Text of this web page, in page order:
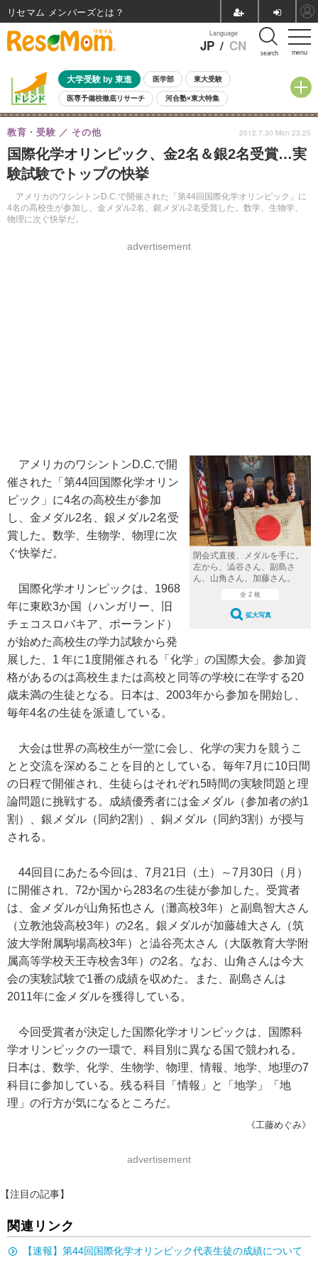
menu
Language
JP / CN search
大学受験 by 東進 医学部 東大受験
医専予備校徹底リサーチ 河合塾×東大特集
親子で考える大学選び 高校受験 中学受験 小学校受験
共通テスト 夏休み
8月開催イベント・WS 全国公立高校 過去問 人気記事
自由研究教材（小学生向け） 自由研究教材（中学生向け）
国際化学オリンピック、金2名＆銀2名受賞…実
験試験でトップの快挙
アメリカのワシントンD.C.で開催された「第44回国際化学オリンピック」に
4名の高校生が参加し、金メダル2名、銀メダル2名受賞した。数学、生物学、
物理に次ぐ快挙だ。
教育・受験 その他
advertisement
2012.7.30 Mon 23:25
閉会式直後、メダルを手に。
左から、澁谷さん、副島さ
ん、山角さん、加藤さん。
全 2 枚
拡大写真
アメリカのワシントンD.C.で開
催された「第44回国際化学オリン
ピック」に4名の高校生が参加
し、金メダル2名、銀メダル2名受
賞した。数学、生物学、物理に次
ぐ快挙だ。
国際化学オリンピックは、1968
年に東欧3か国（ハンガリー、旧
チェコスロバキア、ポーランド）
が始めた高校生の学力試験から発
展した、1 年に1度開催される「化学」の国際大会。参加資
格があるのは高校生または高校と同等の学校に在学する20
歳未満の生徒となる。日本は、2003年から参加を開始し、
毎年4名の生徒を派遣している。
大会は世界の高校生が一堂に会し、化学の実力を競うこ
とと交流を深めることを目的としている。毎年7月に10日間
の日程で開催され、生徒らはそれぞれ5時間の実験問題と理
論問題に挑戦する。成績優秀者には金メダル（参加者の約1
割）、銀メダル（同約2割）、銅メダル（同約3割）が授与
される。
44回目にあたる今回は、7月21日（土）～7月30日（月）
に開催され、72か国から283名の生徒が参加した。受賞者
は、金メダルが山角拓也さん（灘高校3年）と副島智大さん
（立教池袋高校3年）の2名。銀メダルが加藤雄大さん（筑
波大学附属駒場高校3年）と澁谷亮太さん（大阪教育大学附
属高等学校天王寺校舎3年）の2名。なお、山角さんは今大
会の実験試験で1番の成績を収めた。また、副島さんは
2011年に金メダルを獲得している。
今回受賞者が決定した国際化学オリンピックは、国際科
学オリンピックの一環で、科目別に異なる国で競われる。
日本は、数学、化学、生物学、物理、情報、地学、地理の7
科目に参加している。残る科目「情報」と「地学」「地
理」の行方が気になるところだ。
《工藤めぐみ》
advertisement
【注目の記事】
関連リンク
【速報】第44回国際化学オリンピック代表生徒の成績について
リセマム メンバーズ